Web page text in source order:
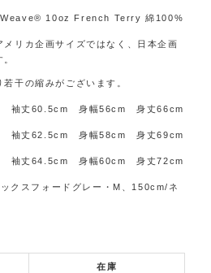
10oz French Terry 綿100%
メリカ企画サイズではなく、日本企画
若干の縮みがございます。
袖丈60.5cm 身幅56cm 身丈66cm
袖丈62.5cm 身幅58cm 身丈69cm
袖丈64.5cm 身幅60cm 身丈72cm
クスフォードグレー・M、150cm/ネ
在庫